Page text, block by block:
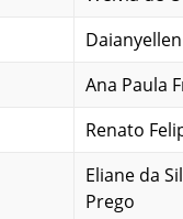
Ana Paula
Renato
Eliane da
Prego